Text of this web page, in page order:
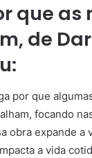
que as
de
por que
focando
obra expande a
a vida